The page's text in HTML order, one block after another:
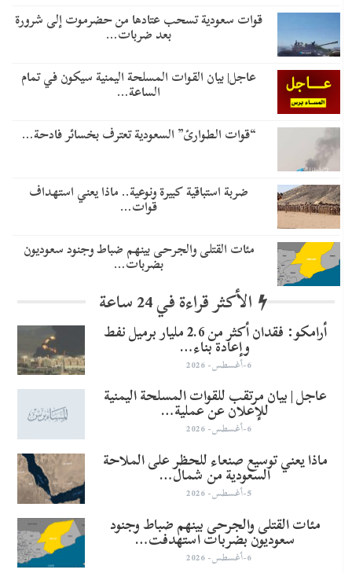
قوات سعودية تسحب عتادها من حضرموت إلى شرورة
بعد ضربات…
عاجل| بيان القوات المسلحة اليمنية سيكون في تمام
الساعة…
“قوات الطوارئ” السعودية تعترف بخسائر فادحة…
ضربة استباقية كبيرة ونوعية.. ماذا يعني استهداف
قوات…
مئات القتلى والجرحى بينهم ضباط وجنود سعوديون
بضربات…
الأكثر قراءة في 24 ساعة
أرامكو: فقدان أكثر من 2.6 مليار برميل نفط
وإعادة بناء…
6-أغسطس- 2026
عاجل | بيان مرتقب للقوات المسلحة اليمنية
للإعلان عن عملية…
6-أغسطس- 2026
ماذا يعني توسيع صنعاء للحظر على الملاحة
السعودية من شمال…
5-أغسطس- 2026
مئات القتلى والجرحى بينهم ضباط وجنود
سعوديون بضربات استهدفت…
6-أغسطس- 2026